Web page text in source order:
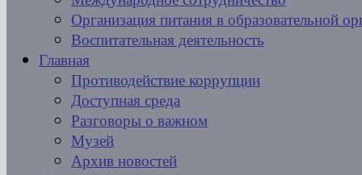
Организация питания в образовательной
Воспитательная деятельность
Главная
Противодействие коррупции
Доступная среда
Разговоры о важном
Музей
Архив новостей